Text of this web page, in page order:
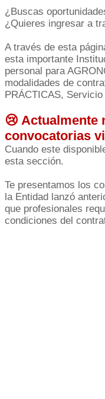
¿Buscas
¿Quieres ingresar a
A través de esta
esta importante
personal para
modalidades de
PRÁCTICAS,
😢 Actualmente
convocatorias
Cuando este
esta sección.
Te presentamos los
la Entidad lanzó
que profesionales
condiciones del